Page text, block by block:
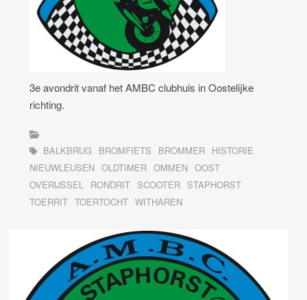
3e avondrit vanaf het AMBC clubhuis in Oostelijke
richting.
BALKBRUG BROMFIETS BROMMER HISTORIE
NIEUWLEUSEN OLDTIMER OMMEN OOST
OVERIJSSEL RONDRIT SCOOTER STAPHORST
TOERRIT TOERTOCHT WITHAREN